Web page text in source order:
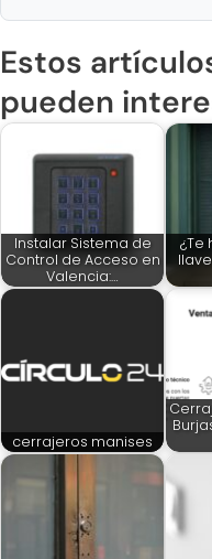
Estos
pueden
Instalar Sistema de
Control de Acceso en
Valencia:…
¿Te
cerrajeros manises